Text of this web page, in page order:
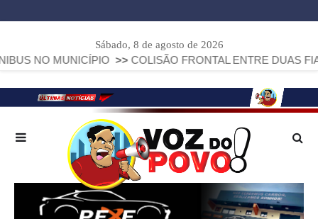
Sábado, 8 de agosto de 2026
>> COLISÃO FRONTAL ENTRE DUAS FIAT